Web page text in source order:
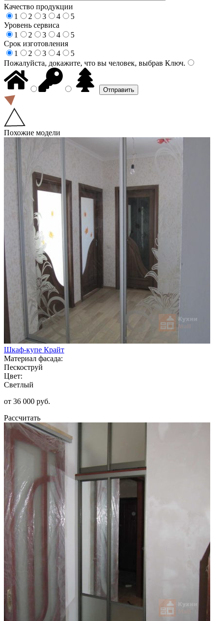
Качество продукции
1
2 3 4
5
Уровень сервиса
1
2 3 4
5
Срок изготовления
1
2 3 4
5
Пожалуйста, докажите, что вы человек, выбрав Ключ.
Похожие модели
Шкаф-купе Крайт
Материал фасада:
Пескоструй
Цвет:
Светлый
от 36 000 руб.
Рассчитать